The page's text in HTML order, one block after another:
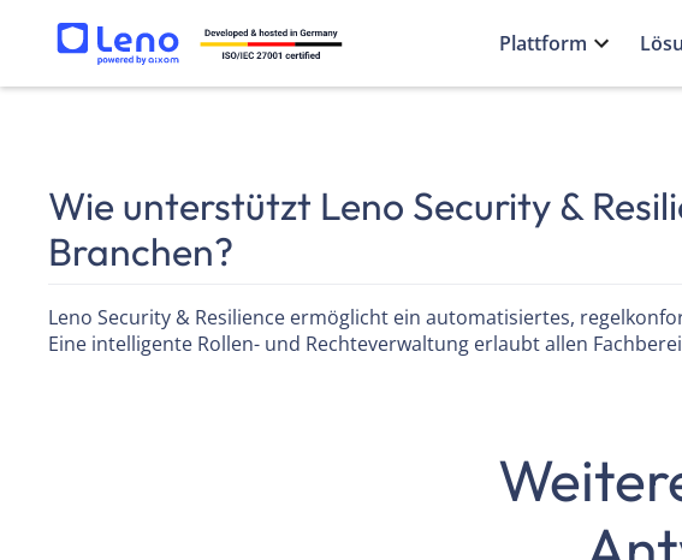
Plattform
Wie unterstützt Leno Security &
Branchen?
Leno Security & Resilience ermöglicht ein automatisiertes,
Eine intelligente Rollen- und Rechteverwaltung erlaubt allen